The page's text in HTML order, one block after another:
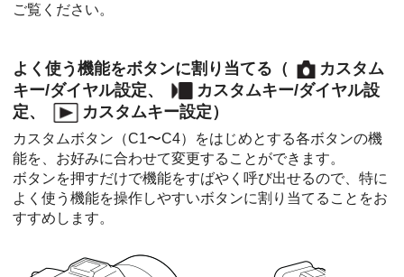
ご覧ください。
よく使う機能をボタンに割り当てる（
カスタム
キー/ダイヤル設定、
カスタムキー/ダイヤル設
定、 カスタムキー設定）
カスタムボタン（C1〜C4）をはじめとする各ボタンの機
能を、お好みに合わせて変更することができます。
ボタンを押すだけで機能をすばやく呼び出せるので、特に
よく使う機能を操作しやすいボタンに割り当てることをお
すすめします。